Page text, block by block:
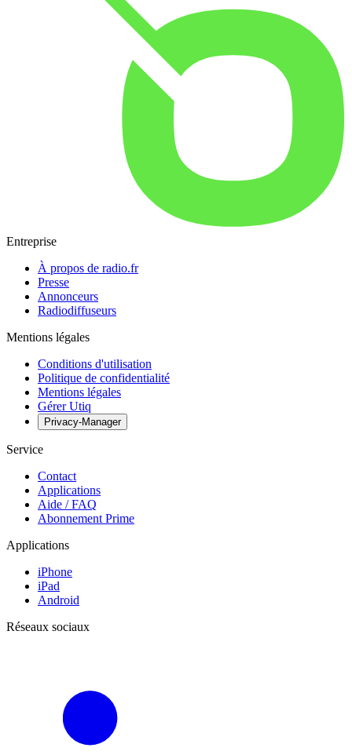
Entreprise
À propos de radio.fr
Presse
Annonceurs
Radiodiffuseurs
Mentions légales
Conditions d'utilisation
Politique de confidentialité
Mentions légales
Gérer Utiq
Privacy-Manager
Service
Contact
Applications
Aide / FAQ
Abonnement Prime
Applications
iPhone
iPad
Android
Réseaux sociaux